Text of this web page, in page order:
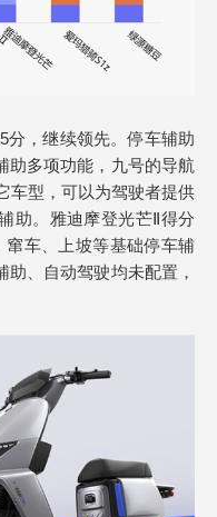
分，继续领先。停车辅助
助多项功能，九号的导航
车型，可以为驾驶者提供
助。雅迪摩登光芒Ⅱ得分
窜车、上坡等基础停车辅
、自动驾驶均未配置，